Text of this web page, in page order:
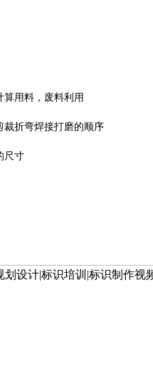
算用料，废料利用
裁折弯焊接打磨的顺序
尺寸